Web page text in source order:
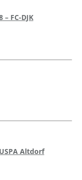
FC-DJK
Altdorf